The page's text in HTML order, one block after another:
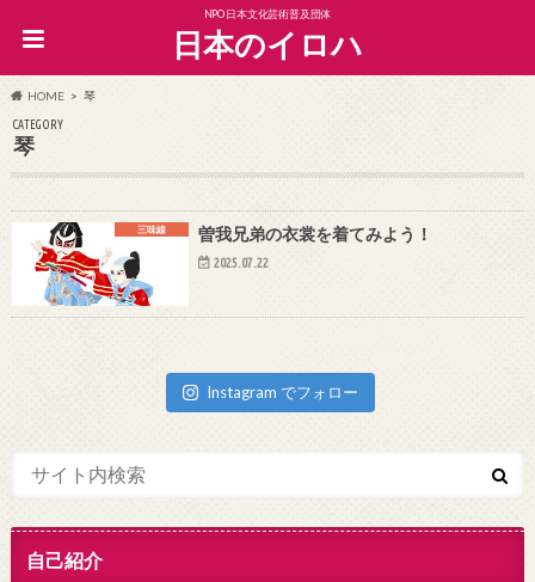
NPO日本文化芸術普及団体
日本のイロハ
HOME 琴
CATEGORY
琴
三味線 曽我兄弟の衣裳を着てみよう！
2025.07.22
Instagram でフォロー
自己紹介